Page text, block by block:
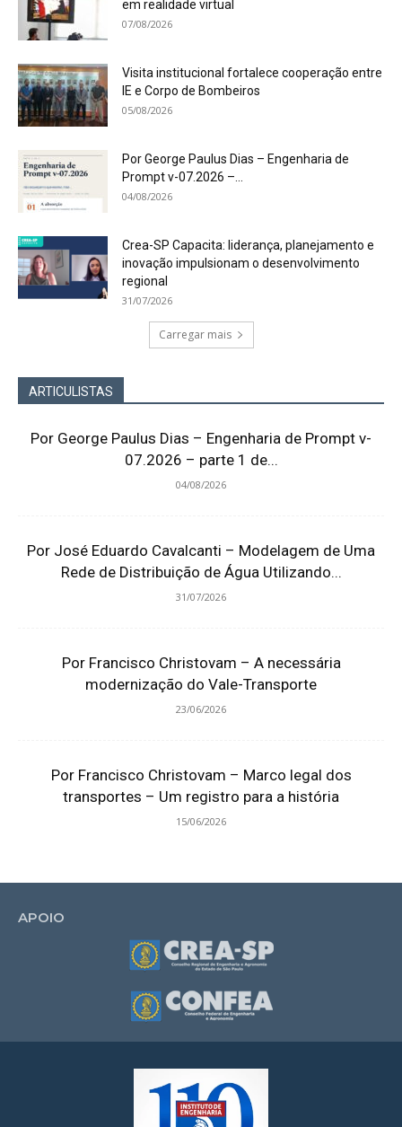
em realidade virtual
07/08/2026
Visita institucional fortalece cooperação entre
IE e Corpo de Bombeiros
05/08/2026
Por George Paulus Dias – Engenharia de
Prompt v-07.2026 –...
04/08/2026
Crea-SP Capacita: liderança, planejamento e
inovação impulsionam o desenvolvimento
regional
31/07/2026
Carregar mais
ARTICULISTAS
Por George Paulus Dias – Engenharia de Prompt v-
07.2026 – parte 1 de...
04/08/2026
Por José Eduardo Cavalcanti – Modelagem de Uma
Rede de Distribuição de Água Utilizando...
31/07/2026
Por Francisco Christovam – A necessária
modernização do Vale-Transporte
23/06/2026
Por Francisco Christovam – Marco legal dos
transportes – Um registro para a história
15/06/2026
APOIO